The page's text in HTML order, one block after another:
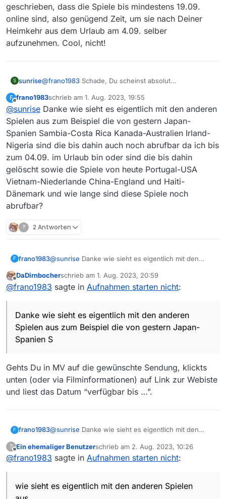
geschrieben, dass die Spiele bis mindestens 19.09.
online sind, also genügend Zeit, um sie nach Deiner
Heimkehr aus dem Urlaub am 4.09. selber
aufzunehmen. Cool, nicht!
S sunrise@frano1983 Schade, Du scheinst absolut
ist in DE illegal, ebenso Tauschbörsen. Finde Dich
einfach damit ab. Aber mit dem Lesen hast Du kein
Problem? Es steht nämlich in der ZDF-Mediathek
geschrieben, dass die Spiele bis mindestens 19.09.
online sind, also genügend Zeit, um sie nach Deiner
Heimkehr aus dem Urlaub am 4.09. selber
aufzunehmen. Cool, nicht!
F
Offline
frano1983schrieb am 1. Aug. 2023, 19:55
zuletzt editiert von
@sunrise Danke wie sieht es eigentlich mit den anderen
Spielen aus zum Beispiel die von gestern Japan-
Spanien Sambia-Costa Rica Kanada-Australien Irland-
Nigeria sind die bis dahin auch noch abrufbar da ich bis
zum 04.09. im Urlaub bin oder sind die bis dahin
gelöscht sowie die Spiele von heute Portugal-USA
Vietnam-Niederlande China-England und Haiti-
Dänemark und wie lange sind diese Spiele noch
abrufbar?
? 2 Antworten
F frano1983@sunrise Danke wie sieht es eigentlich mit den
Japan-Spanien Sambia-Costa Rica Kanada-
Australien Irland-Nigeria sind die bis dahin auch
von heute Portugal-USA Vietnam-Niederlande
China-England und Haiti-Dänemark und wie lange
sind diese Spiele noch abrufbar?
Offline
DaDirnbocherschrieb am 1. Aug. 2023, 20:59
zuletzt editiert von
@frano1983 sagte in Aufnahmen starten nicht:
Danke wie sieht es eigentlich mit den anderen
Spielen aus zum Beispiel die von gestern Japan-
Spanien S
Gehts Du in MV auf die gewünschte Sendung, klickts
unten (oder via Filminformationen) auf Link zur Webiste
und liest das Datum “verfügbar bis …”.
F frano1983@sunrise Danke wie sieht es eigentlich mit den
Japan-Spanien Sambia-Costa Rica Kanada-
Australien Irland-Nigeria sind die bis dahin auch
von heute Portugal-USA Vietnam-Niederlande
?
Offline
Ein ehemaliger Benutzerschrieb am 2. Aug. 2023, 10:26
zuletzt editiert von
@frano1983 sagte in Aufnahmen starten nicht:
wie sieht es eigentlich mit den anderen Spielen